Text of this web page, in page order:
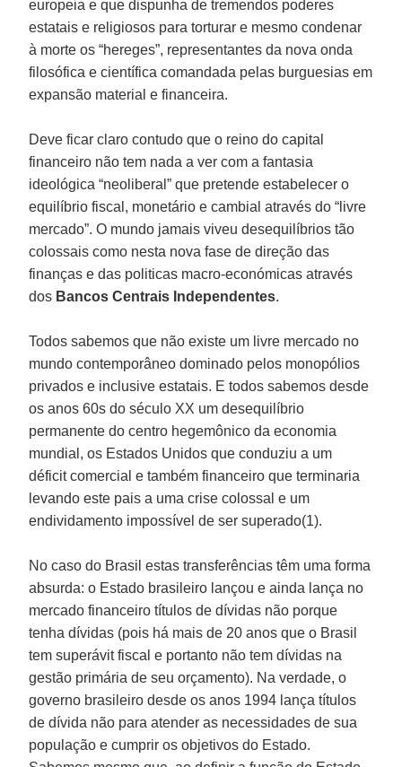
europeia e que dispunha de tremendos poderes
estatais e religiosos para torturar e mesmo condenar
à morte os “hereges”, representantes da nova onda
filosófica e científica comandada pelas burguesias em
expansão material e financeira.
Deve ficar claro contudo que o reino do capital
financeiro não tem nada a ver com a fantasia
ideológica “neoliberal” que pretende estabelecer o
equilíbrio fiscal, monetário e cambial através do “livre
mercado”. O mundo jamais viveu desequilíbrios tão
colossais como nesta nova fase de direção das
finanças e das politicas macro-económicas através
dos Bancos Centrais Independentes.
Todos sabemos que não existe um livre mercado no
mundo contemporâneo dominado pelos monopólios
privados e inclusive estatais. E todos sabemos desde
os anos 60s do século XX um desequilíbrio
permanente do centro hegemônico da economia
mundial, os Estados Unidos que conduziu a um
déficit comercial e também financeiro que terminaria
levando este pais a uma crise colossal e um
endividamento impossível de ser superado(1).
No caso do Brasil estas transferências têm uma forma
absurda: o Estado brasileiro lançou e ainda lança no
mercado financeiro títulos de dívidas não porque
tenha dívidas (pois há mais de 20 anos que o Brasil
tem superávit fiscal e portanto não tem dívidas na
gestão primária de seu orçamento). Na verdade, o
governo brasileiro desde os anos 1994 lança títulos
de dívida não para atender as necessidades de sua
população e cumprir os objetivos do Estado.